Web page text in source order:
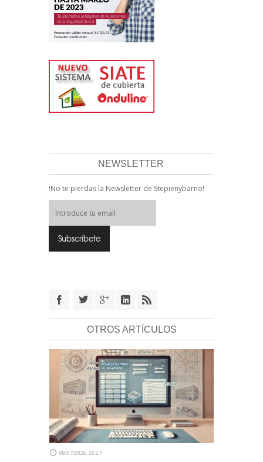
NEWSLETTER
!No te pierdas la Newsletter de Stepienybarno!
OTROS ARTÍCULOS
09/07/2026, 20:27